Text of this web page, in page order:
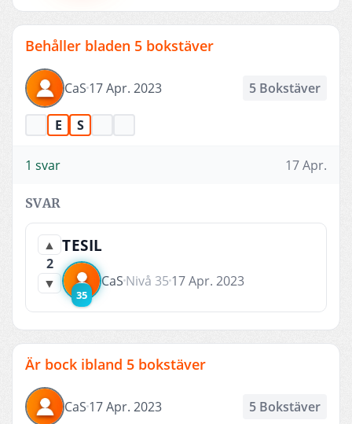
Behåller bladen 5 bokstäver
CaS 17 Apr. 2023 5 Bokstäver
E S
1 svar 17 Apr.
SVAR
▲
2
▼
TESIL
35
CaS Nivå 35 17 Apr. 2023
Är bock ibland 5 bokstäver
CaS 17 Apr. 2023 5 Bokstäver